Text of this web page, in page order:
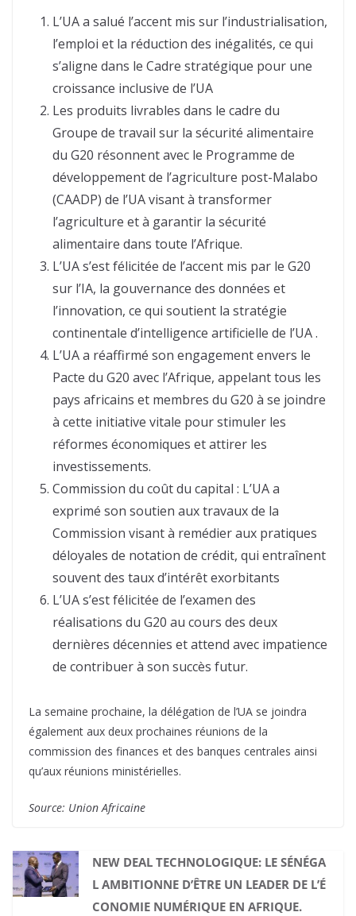
L’UA a salué l’accent mis sur l’industrialisation,
l’emploi et la réduction des inégalités, ce qui
s’aligne dans le Cadre stratégique pour une
croissance inclusive de l’UA
Les produits livrables dans le cadre du
Groupe de travail sur la sécurité alimentaire
du G20 résonnent avec le Programme de
développement de l’agriculture post-Malabo
(CAADP) de l’UA visant à transformer
l’agriculture et à garantir la sécurité
alimentaire dans toute l’Afrique.
L’UA s’est félicitée de l’accent mis par le G20
sur l’IA, la gouvernance des données et
l’innovation, ce qui soutient la stratégie
continentale d’intelligence artificielle de l’UA .
L’UA a réaffirmé son engagement envers le
Pacte du G20 avec l’Afrique, appelant tous les
pays africains et membres du G20 à se joindre
à cette initiative vitale pour stimuler les
réformes économiques et attirer les
investissements.
Commission du coût du capital : L’UA a
exprimé son soutien aux travaux de la
Commission visant à remédier aux pratiques
déloyales de notation de crédit, qui entraînent
souvent des taux d’intérêt exorbitants
L’UA s’est félicitée de l’examen des
réalisations du G20 au cours des deux
dernières décennies et attend avec impatience
de contribuer à son succès futur.
La semaine prochaine, la délégation de l’UA se joindra
également aux deux prochaines réunions de la
commission des finances et des banques centrales ainsi
qu’aux réunions ministérielles.
Source: Union Africaine
NEW DEAL TECHNOLOGIQUE: LE SÉNÉGA
L AMBITIONNE D’ÊTRE UN LEADER DE L’É
CONOMIE NUMÉRIQUE EN AFRIQUE.